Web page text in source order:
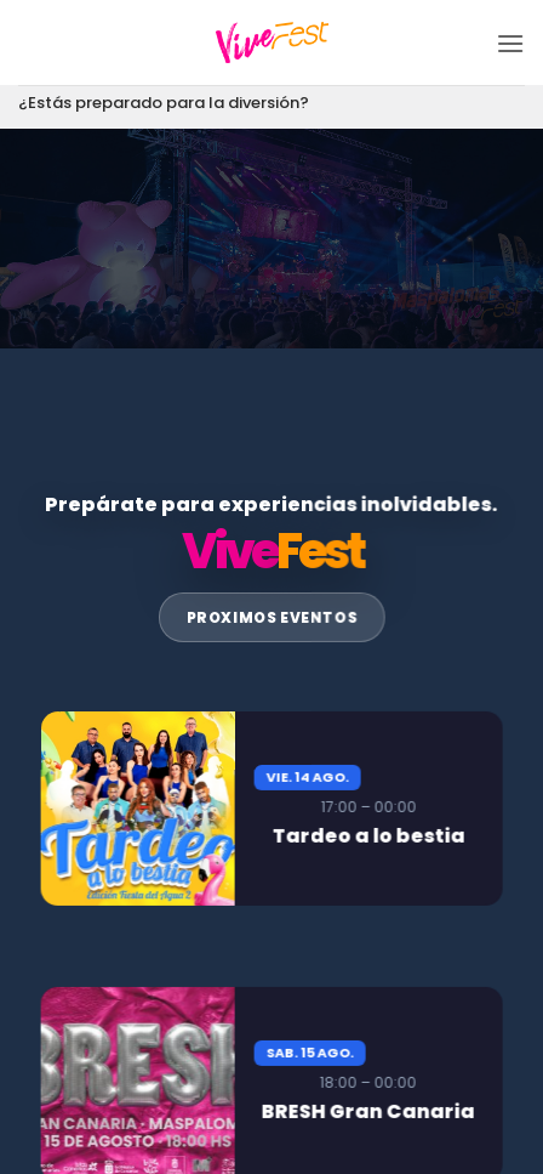
¿Estás preparado para la diversión?
Prepárate para experiencias inolvidables.
ViveFest
PROXIMOS EVENTOS
VIE. 14 AGO.
17:00 – 00:00
Tardeo a lo bestia
SAB. 15 AGO.
18:00 – 00:00
BRESH Gran Canaria